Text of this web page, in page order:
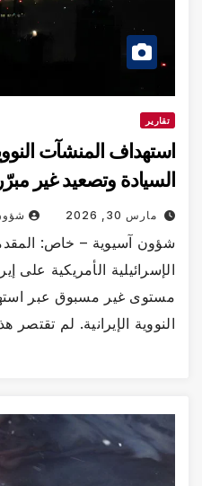
تقارير
استهداف المنشآت
السيادة وتصعيد غير مبرّر
مارس 30, 2026
شؤون آسيوية – خاص:
الإسرائيلية الأمريكية على
مستوى غير مسبوق عبر
النووية الإيرانية. لم